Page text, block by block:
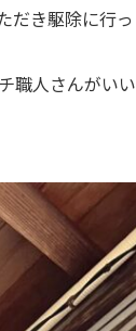
だき駆除に行っ
職人さんがいい